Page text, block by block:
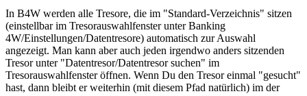
In B4W werden alle Tresore, die im "Standard-Verzeichnis" sitzen
(einstellbar im Tresorauswahlfenster unter Banking
4W/Einstellungen/Datentresore) automatisch zur Auswahl
angezeigt. Man kann aber auch jeden irgendwo anders sitzenden
Tresor unter "Datentresor/Datentresor suchen" im
Tresorauswahlfenster öffnen. Wenn Du den Tresor einmal "gesucht"
hast, dann bleibt er weiterhin (mit diesem Pfad natürlich) im der